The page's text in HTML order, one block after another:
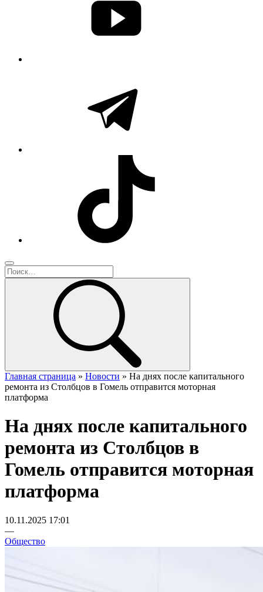
Главная страница » Новости » На днях после капитального
ремонта из Столбцов в Гомель отправится моторная
платформа
На днях после капитального
ремонта из Столбцов в
Гомель отправится моторная
платформа
10.11.2025 17:01
—
Общество